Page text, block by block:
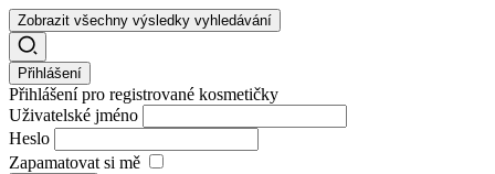
Zobrazit všechny výsledky vyhledávání
Přihlášení
Přihlášení pro registrované kosmetičky
Uživatelské jméno
Heslo
Zapamatovat si mě